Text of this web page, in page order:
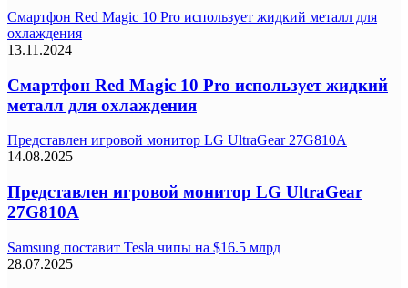
Смартфон Red Magic 10 Pro использует жидкий металл для
охлаждения
13.11.2024
Смартфон Red Magic 10 Pro использует жидкий
металл для охлаждения
Представлен игровой монитор LG UltraGear 27G810A
14.08.2025
Представлен игровой монитор LG UltraGear
27G810A
Samsung поставит Tesla чипы на $16.5 млрд
28.07.2025